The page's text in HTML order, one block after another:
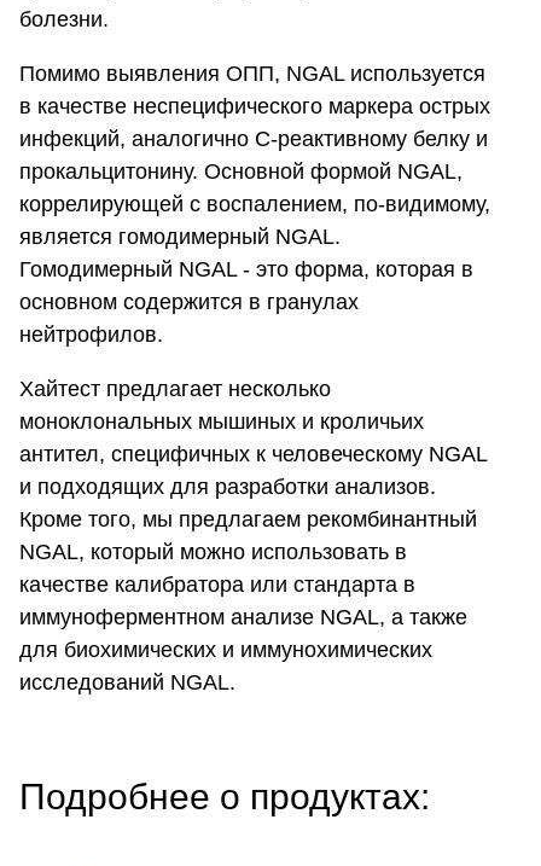
болезни.
Помимо выявления ОПП, NGAL используется
в качестве неспецифического маркера острых
инфекций, аналогично С-реактивному белку и
прокальцитонину. Основной формой NGAL,
коррелирующей с воспалением, по-видимому,
является гомодимерный NGAL.
Гомодимерный NGAL - это форма, которая в
основном содержится в гранулах
нейтрофилов.
Хайтест предлагает несколько
моноклональных мышиных и кроличьих
антител, специфичных к человеческому NGAL
и подходящих для разработки анализов.
Кроме того, мы предлагаем рекомбинантный
NGAL, который можно использовать в
качестве калибратора или стандарта в
иммуноферментном анализе NGAL, а также
для биохимических и иммунохимических
исследований NGAL.
Подробнее о продуктах: